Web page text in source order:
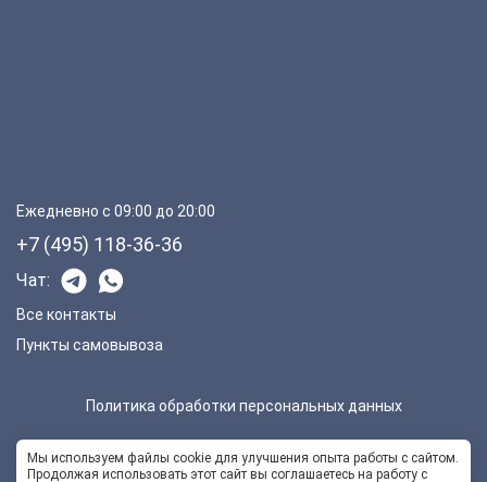
Ежедневно с 09:00 до 20:00
+7 (495) 118-36-36
Чат:
Все контакты
Пункты самовывоза
Политика обработки персональных данных
Мы используем файлы cookie для улучшения опыта работы с сайтом.
Продолжая использовать этот сайт вы соглашаетесь на работу с